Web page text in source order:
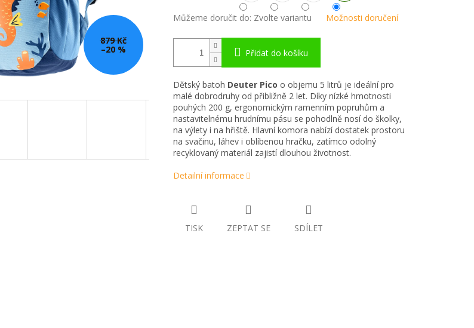
879 Kč
–20 %
Můžeme doručit do: Zvolte variantu Možnosti doručení
Přidat do košíku
Dětský batoh Deuter Pico o objemu 5 litrů je ideální pro
malé dobrodruhy od přibližně 2 let. Díky nízké hmotnosti
pouhých 200 g, ergonomickým ramenním popruhům a
nastavitelnému hrudnímu pásu se pohodlně nosí do školky,
na výlety i na hřiště. Hlavní komora nabízí dostatek prostoru
na svačinu, láhev i oblíbenou hračku, zatímco odolný
recyklovaný materiál zajistí dlouhou životnost.
Detailní informace
TISK ZEPTAT SE SDÍLET